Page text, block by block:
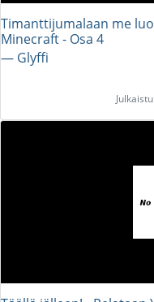
Timanttijumalaan me
Minecraft - Osa 4
― Glyffi